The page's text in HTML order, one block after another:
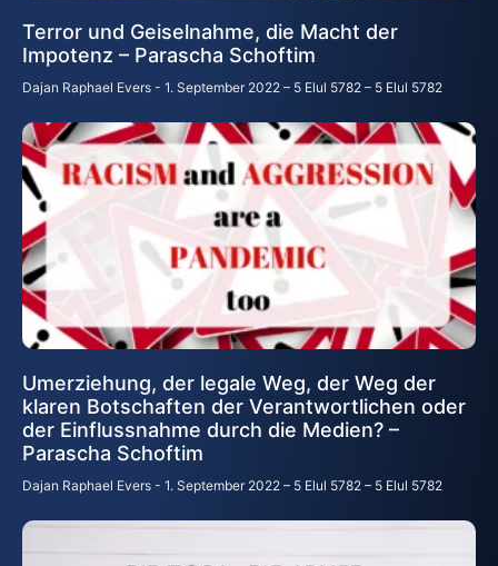
Terror und Geiselnahme, die Macht der
Impotenz – Parascha Schoftim
Dajan Raphael Evers 1. September 2022 – 5 Elul 5782 – 5 Elul 5782
Umerziehung, der legale Weg, der Weg der
klaren Botschaften der Verantwortlichen oder
der Einflussnahme durch die Medien? –
Parascha Schoftim
Dajan Raphael Evers 1. September 2022 – 5 Elul 5782 – 5 Elul 5782